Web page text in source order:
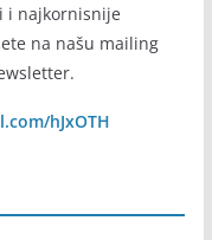
i najkornisnije
na našu mailing
hJxOTH